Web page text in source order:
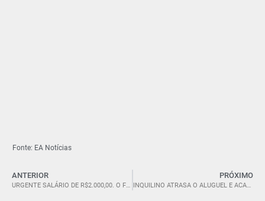
Fonte: EA Notícias
ANTERIOR PRÓXIMO